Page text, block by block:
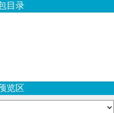
目录
览区